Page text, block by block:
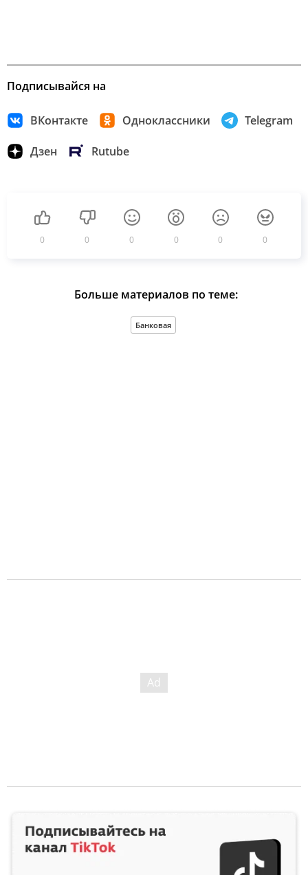
Подписывайся на
ВКонтакте Одноклассники Telegram
Дзен Rutube
0 0 0 0 0 0
Больше материалов по теме:
Банковая